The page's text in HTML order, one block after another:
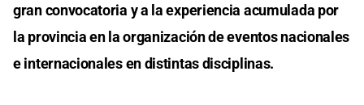
gran convocatoria y a la experiencia acumulada por
la provincia en la organización de eventos nacionales
e internacionales en distintas disciplinas.